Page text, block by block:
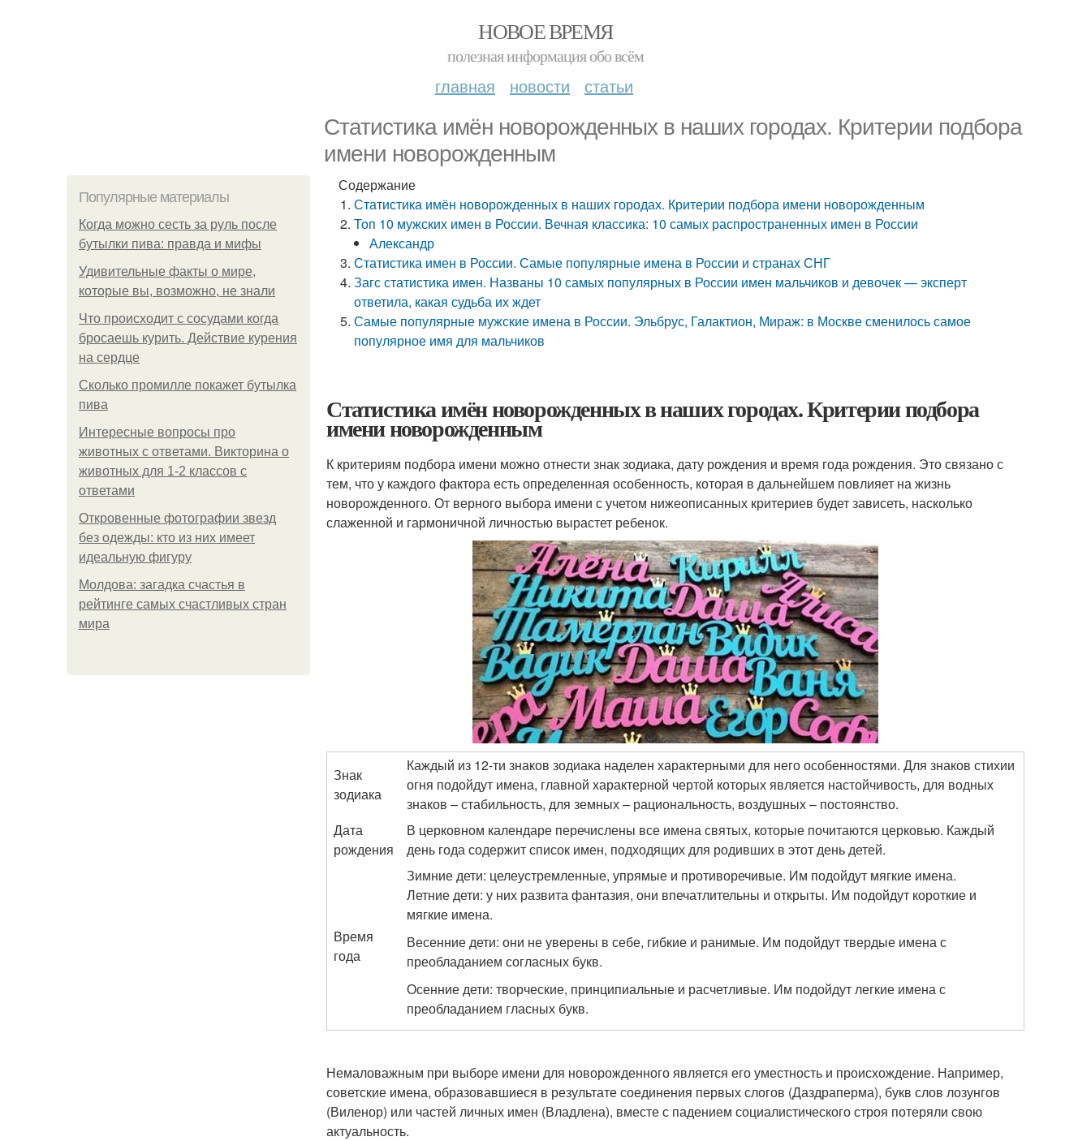
НОВОЕ ВРЕМЯ
полезная информация обо всём
главная новости статьи
Статистика имён новорожденных в наших городах. Критерии подбора
имени новорожденным
Популярные материалы
Когда можно сесть за руль после
бутылки пива: правда и мифы
Удивительные факты о мире,
которые вы, возможно, не знали
Что происходит с сосудами когда
бросаешь курить. Действие курения
на сердце
Сколько промилле покажет бутылка
пива
Интересные вопросы про
животных с ответами. Викторина о
животных для 1-2 классов с
ответами
Откровенные фотографии звезд
без одежды: кто из них имеет
идеальную фигуру
Молдова: загадка счастья в
рейтинге самых счастливых стран
мира
Содержание
Статистика имён новорожденных в наших городах. Критерии подбора имени новорожденным
Топ 10 мужских имен в России. Вечная классика: 10 самых распространенных имен в России
Александр
Статистика имен в России. Самые популярные имена в России и странах СНГ
Загс статистика имен. Названы 10 самых популярных в России имен мальчиков и девочек — эксперт
ответила, какая судьба их ждет
Самые популярные мужские имена в России. Эльбрус, Галактион, Мираж: в Москве сменилось самое
популярное имя для мальчиков
Статистика имён новорожденных в наших городах. Критерии подбора
имени новорожденным
К критериям подбора имени можно отнести знак зодиака, дату рождения и время года рождения. Это связано с
тем, что у каждого фактора есть определенная особенность, которая в дальнейшем повлияет на жизнь
новорожденного. От верного выбора имени с учетом нижеописанных критериев будет зависеть, насколько
слаженной и гармоничной личностью вырастет ребенок.
Знак
зодиака
Каждый из 12-ти знаков зодиака наделен характерными для него особенностями. Для знаков стихии
огня подойдут имена, главной характерной чертой которых является настойчивость, для водных
знаков – стабильность, для земных – рациональность, воздушных – постоянство.
Дата
рождения
В церковном календаре перечислены все имена святых, которые почитаются церковью. Каждый
день года содержит список имен, подходящих для родивших в этот день детей.
Время
года
Зимние дети: целеустремленные, упрямые и противоречивые. Им подойдут мягкие имена.
Летние дети: у них развита фантазия, они впечатлительны и открыты. Им подойдут короткие и
мягкие имена.
Весенние дети: они не уверены в себе, гибкие и ранимые. Им подойдут твердые имена с
преобладанием согласных букв.
Осенние дети: творческие, принципиальные и расчетливые. Им подойдут легкие имена с
преобладанием гласных букв.
Немаловажным при выборе имени для новорожденного является его уместность и происхождение. Например,
советские имена, образовавшиеся в результате соединения первых слогов (Даздраперма), букв слов лозунгов
(Виленор) или частей личных имен (Владлена), вместе с падением социалистического строя потеряли свою
актуальность.